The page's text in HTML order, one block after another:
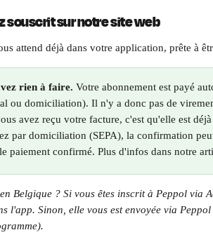
souscrit sur notre site web
attend déjà dans votre application, prête à
rien à faire. Votre abonnement est payé
ou domiciliation). Il n'y a donc pas de
avez reçu votre facture, c'est qu'elle est
par domiciliation (SEPA), la confirmation
paiement confirmé. Plus d'infos dans notre
Belgique ? Si vous êtes inscrit à Peppol via
l'app. Sinon, elle vous est envoyée via